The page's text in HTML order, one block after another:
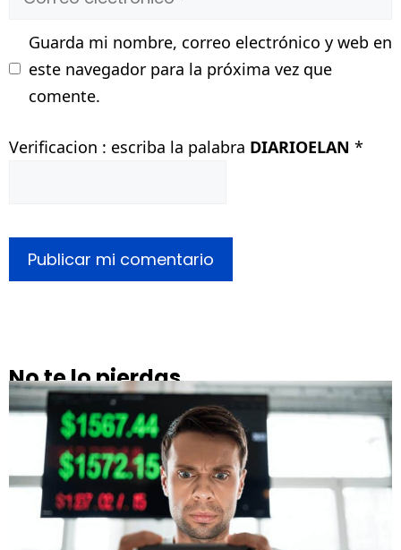
Guarda mi nombre, correo electrónico y web en
este navegador para la próxima vez que
comente.
Verificacion : escriba la palabra DIARIOELAN *
No te lo pierdas